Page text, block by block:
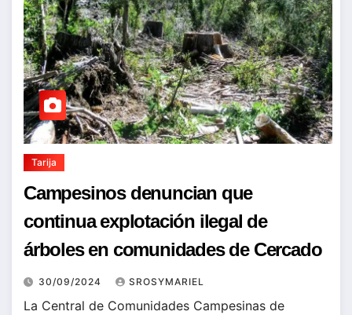
Tarija
Campesinos denuncian que
continua explotación ilegal de
árboles en comunidades de Cercado
30/09/2024 SROSYMARIEL
La Central de Comunidades Campesinas de